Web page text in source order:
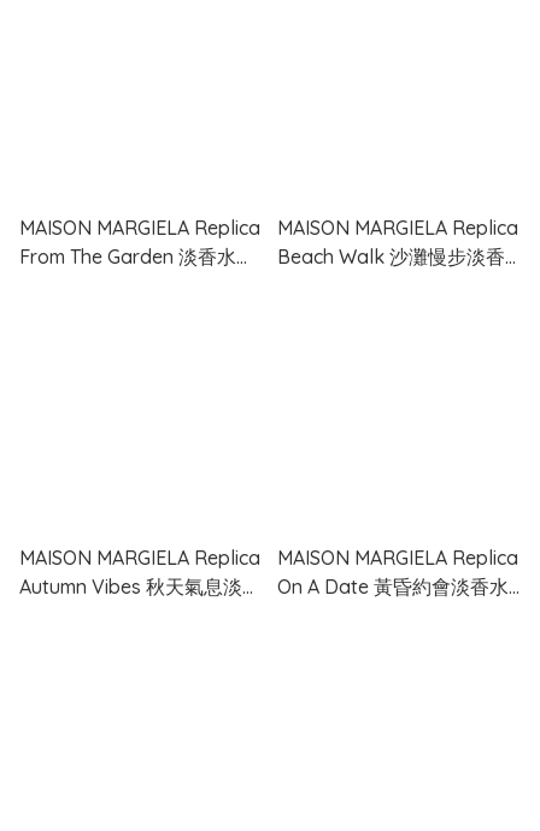
MAISON MARGIELA Replica
From The Garden 淡香水
MAISON MARGIELA Replica
Beach Walk 沙灘慢步淡香
MAISON MARGIELA Replica
Autumn Vibes 秋天氣息淡香
MAISON MARGIELA Replica
On A Date 黃昏約會淡香水